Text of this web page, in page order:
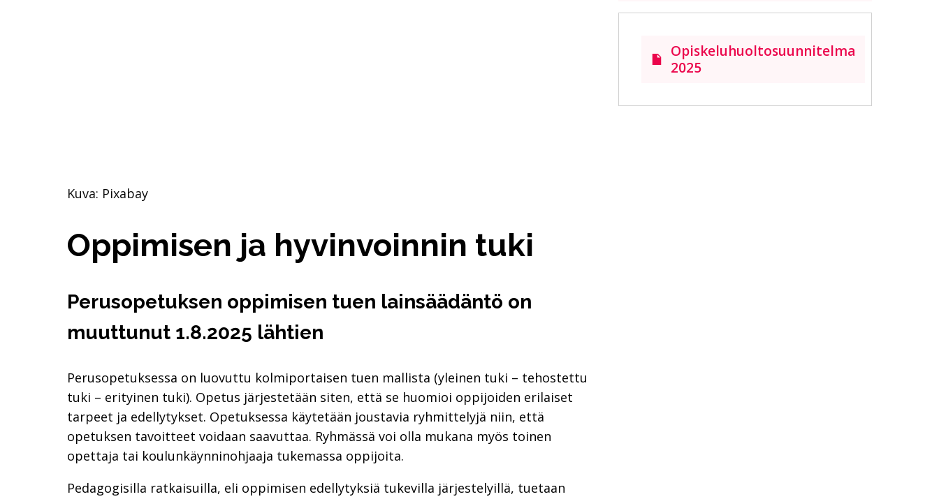
Kuva: Pixabay
Oppimisen ja hyvinvoinnin tuki
Perusopetuksen oppimisen tuen lainsäädäntö on
muuttunut 1.8.2025 lähtien
Perusopetuksessa on luovuttu kolmiportaisen tuen mallista (yleinen tuki – tehostettu
tuki – erityinen tuki). Opetus järjestetään siten, että se huomioi oppijoiden erilaiset
tarpeet ja edellytykset. Opetuksessa käytetään joustavia ryhmittelyjä niin, että
opetuksen tavoitteet voidaan saavuttaa. Ryhmässä voi olla mukana myös toinen
opettaja tai koulunkäynninohjaaja tukemassa oppijoita.
Pedagogisilla ratkaisuilla, eli oppimisen edellytyksiä tukevilla järjestelyillä, tuetaan
Opiskeluhuoltosuunnitelma
2025